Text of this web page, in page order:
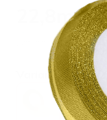
22,8m
Art. nr. 1301-
Variant